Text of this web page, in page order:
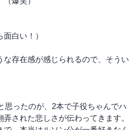
白い！）
存在感が感じられるので、そうい
思ったのが、2本で子役ちゃんでハ
された悲しさが伝わってきます。